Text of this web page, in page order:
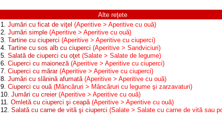
Alte reţete
1. Jumări cu ficat de viţel (Aperitive > Aperitive cu ouă)
2. Jumări simple (Aperitive > Aperitive cu ouă)
3. Tartine cu ciuperci (Aperitive > Aperitive cu ciuperci)
4. Tartine cu sos alb cu ciuperci (Aperitive > Sandviciuri)
5. Salată de ciuperci cu oţet (Salate > Salate de legume)
6. Ciuperci cu maioneză (Aperitive > Aperitive cu ciuperci)
7. Ciuperci cu mărar (Aperitive > Aperitive cu ciuperci)
8. Jumări cu slănină afumată (Aperitive > Aperitive cu ouă)
9. Ciuperci cu ouă (Mâncăruri > Mâncăruri cu legume şi zarzavaturi)
10. Jumări cu creier (Aperitive > Aperitive cu ouă)
11. Omletă cu ciuperci şi ceapă (Aperitive > Aperitive cu ouă)
12. Salată cu carne de vită şi ciuperci (Salate > Salate cu carne de vită sau